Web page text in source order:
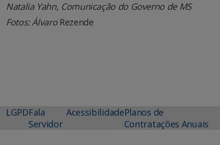
Natalia Yahn, Comunicação do Governo de MS
Fotos: ÁlvaroRezende
LGPDFala
Servidor
AcessibilidadePlanos de
Contratações Anuais